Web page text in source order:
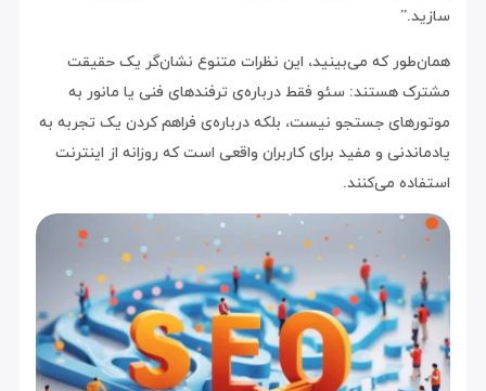
سازید.”
همان‌طور که می‌بینید، این نظرات متنوع نشان‌گر یک حقیقت
مشترک هستند: سئو فقط درباره‌ی ترفندهای فنی یا مانور به
موتورهای جستجو نیست، بلکه درباره‌ی فراهم کردن یک تجربه به
یادماندنی و مفید برای کاربران واقعی است که روزانه از اینترنت
استفاده می‌کنند.